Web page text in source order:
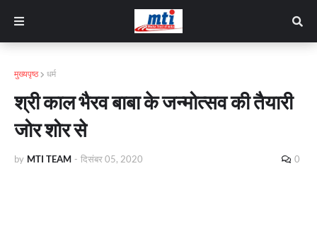
मुख्यपृष्ठ धर्म
श्री काल भैरव बाबा के जन्मोत्सव की तैयारी
जोर शोर से
by MTI TEAM - दिसंबर 05, 2020 0